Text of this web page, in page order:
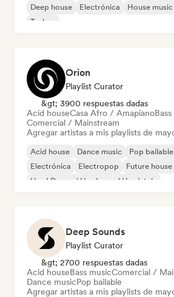
Deep house
Electrónica House music
Techno
Orion
Playlist Curator
&gt; 3900 respuestas dadas
Acid houseCasa Afro / Amapiano
Comercial / Mainstream
Agregar artistas a mis playlists de
Acid house Dance music Pop bailable
Electrónica
Electropop
Future house
Hard Dance / Hardcore / Hardstyle
Deep Sounds
Playlist Curator
&gt; 2700 respuestas dadas
Acid houseBass musicComercial /
Dance musicPop bailable
Agregar artistas a mis playlists de